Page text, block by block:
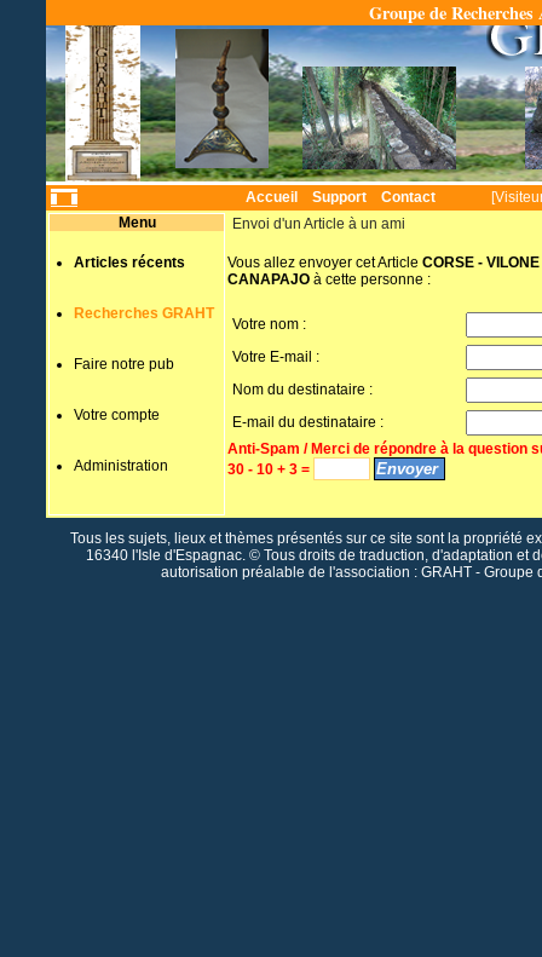
Groupe de
Accueil Support Contact
Menu
Articles récents
Recherches GRAHT
Faire notre pub
Votre compte
Administration
Envoi d'un Article à un ami
Vous allez envoyer cet Article CORSE -
CANAPAJO à cette personne :
Votre nom :
Votre E-mail :
Nom du destinataire :
E-mail du destinataire :
Anti-Spam / Merci de répondre à la question
30 - 10 + 3 =
Tous les sujets, lieux et thèmes présentés sur ce site sont la propriété
16340 l'Isle d'Espagnac. © Tous droits de traduction, d'adaptation et
autorisation préalable de l'association : GRAHT -